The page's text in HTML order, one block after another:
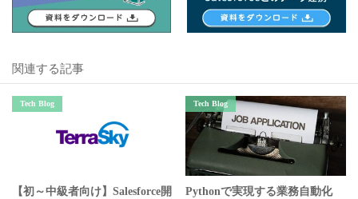
関連する記事
Tech Blog
【初～中級者向け】Salesforce開
Tech Blog
Pythonで実現する業務自動化